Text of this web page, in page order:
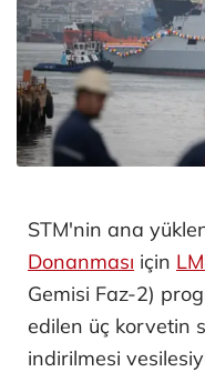
STM'nin ana
Donanması için
Gemisi Faz-2)
edilen üç korvetin
indirilmesi